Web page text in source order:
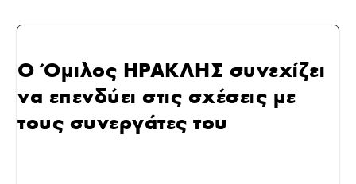
Ο Όμιλος ΗΡΑΚΛΗΣ συνεχίζει
να επενδύει στις σχέσεις με
τους συνεργάτες του